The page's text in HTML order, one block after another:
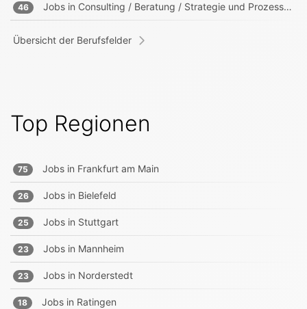
46 Jobs in Consulting / Beratung / Strategie und Prozessberater
Übersicht der Berufsfelder
Top Regionen
75 Jobs in Frankfurt am Main
26 Jobs in Bielefeld
25 Jobs in Stuttgart
23 Jobs in Mannheim
23 Jobs in Norderstedt
18 Jobs in Ratingen